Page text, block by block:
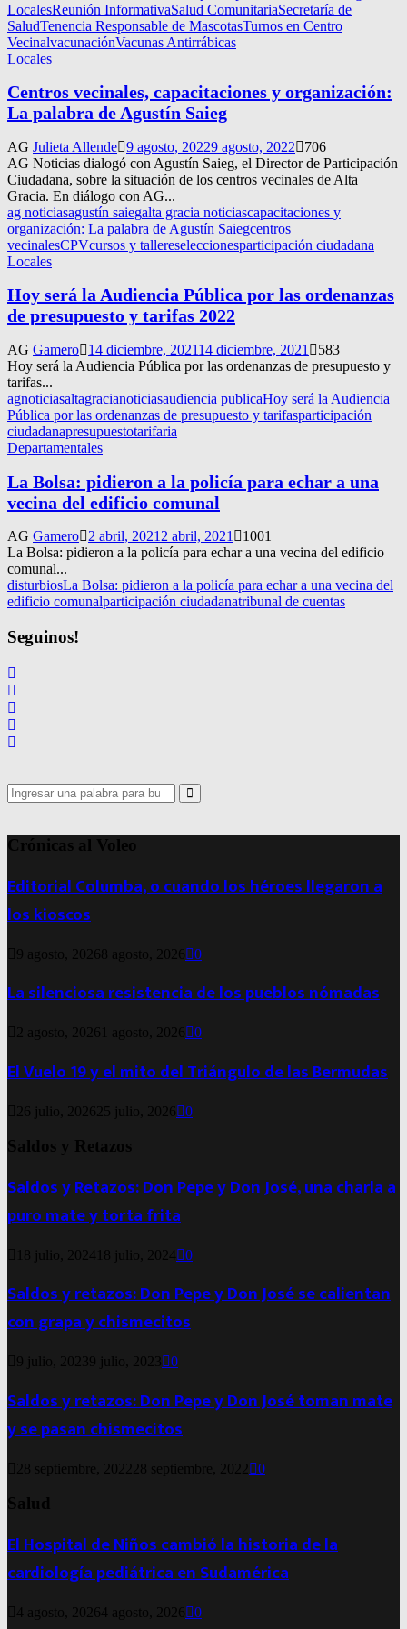
LocalesReunión InformativaSalud ComunitariaSecretaría de
SaludTenencia Responsable de MascotasTurnos en Centro
VecinalvacunaciónVacunas Antirrábicas
Locales
Centros vecinales, capacitaciones y organización:
La palabra de Agustín Saieg
AG Julieta Allende 9 agosto, 20229 agosto, 2022
706
AG Noticias dialogó con Agustín Saieg, el Director de Participación
Ciudadana, sobre la situación de los centros vecinales de Alta
Gracia. En diálogo con AG...
ag noticiasagustín saiegalta gracia noticiascapacitaciones y
organización: La palabra de Agustín Saiegcentros
vecinalesCPVcursos y tallereseleccionesparticipación ciudadana
Locales
Hoy será la Audiencia Pública por las ordenanzas
de presupuesto y tarifas 2022
AG Gamero 14 diciembre, 202114 diciembre, 2021
583
Hoy será la Audiencia Pública por las ordenanzas de presupuesto y
tarifas...
agnoticiasaltagracianoticiasaudiencia publicaHoy será la Audiencia
Pública por las ordenanzas de presupuesto y tarifasparticipación
ciudadanapresupuestotarifaria
Departamentales
La Bolsa: pidieron a la policía para echar a una
vecina del edificio comunal
AG Gamero 2 abril, 2021 2 abril, 2021
1001
La Bolsa: pidieron a la policía para echar a una vecina del edificio
comunal...
disturbiosLa Bolsa: pidieron a la policía para echar a una vecina del
edificio comunalparticipación ciudadanatribunal de cuentas
Seguinos!
Search
for:
Search
Crónicas al Voleo
Editorial Columba, o cuando los héroes llegaron a
los kioscos
9 agosto, 20268 agosto, 2026 0
La silenciosa resistencia de los pueblos nómadas
2 agosto, 2026 1 agosto, 2026 0
El Vuelo 19 y el mito del Triángulo de las Bermudas
26 julio, 2026 25 julio, 2026 0
Saldos y Retazos
Saldos y Retazos: Don Pepe y Don José, una charla a
puro mate y torta frita
18 julio, 2024 18 julio, 2024 0
Saldos y retazos: Don Pepe y Don José se calientan
con grapa y chismecitos
9 julio, 20239 julio, 2023 0
Saldos y retazos: Don Pepe y Don José toman mate
y se pasan chismecitos
28 septiembre, 2022 28 septiembre, 2022 0
Salud
El Hospital de Niños cambió la historia de la
cardiología pediátrica en Sudamérica
4 agosto, 20264 agosto, 2026 0